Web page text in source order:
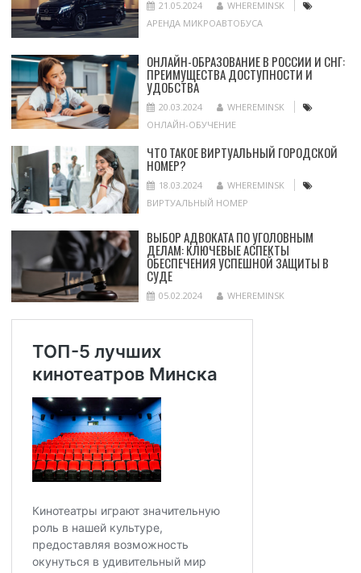
21.05.2024
WHEREMINSK
АРЕНДА МИКРОАВТОБУСА
ОНЛАЙН-ОБРАЗОВАНИЕ В РОССИИ И СНГ:
ПРЕИМУЩЕСТВА ДОСТУПНОСТИ И
УДОБСТВА
20.03.2024
WHEREMINSK
ОНЛАЙН-ОБУЧЕНИЕ
ЧТО ТАКОЕ ВИРТУАЛЬНЫЙ ГОРОДСКОЙ
НОМЕР?
18.03.2024
WHEREMINSK
ВИРТУАЛЬНЫЙ НОМЕР
ВЫБОР АДВОКАТА ПО УГОЛОВНЫМ
ДЕЛАМ: КЛЮЧЕВЫЕ АСПЕКТЫ
ОБЕСПЕЧЕНИЯ УСПЕШНОЙ ЗАЩИТЫ В
СУДЕ
05.02.2024 WHEREMINSK